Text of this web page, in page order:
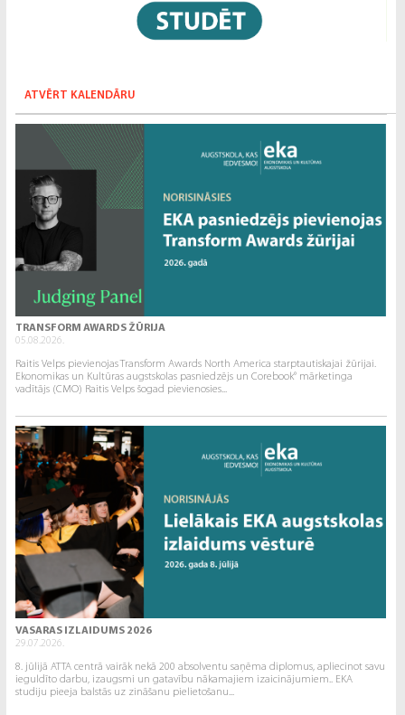
ATVĒRT KALENDĀRU
TRANSFORM AWARDS ŽŪRIJA
05.08.2026.
Raitis Velps pievienojas Transform Awards North America starptautiskajai žūrijai.
Ekonomikas un Kultūras augstskolas pasniedzējs un Corebook° mārketinga
vadītājs (CMO) Raitis Velps šogad pievienosies...
VASARAS IZLAIDUMS 2026
29.07.2026.
8. jūlijā ATTA centrā vairāk nekā 200 absolventu saņēma diplomus, apliecinot savu
ieguldīto darbu, izaugsmi un gatavību nākamajiem izaicinājumiem.. EKA
studiju pieeja balstās uz zināšanu pielietošanu...